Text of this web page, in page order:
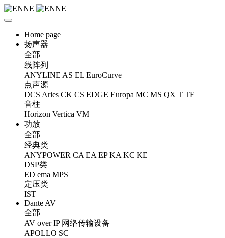
Home page
扬声器
全部
线阵列
ANYLINE AS EL EuroCurve
点声源
DCS Aries CK CS EDGE Europa MC MS QX T TF
音柱
Horizon Vertica VM
功放
全部
经典类
ANYPOWER CA EA EP KA KC KE
DSP类
ED ema MPS
定压类
IST
Dante AV
全部
AV over IP 网络传输设备
APOLLO SC